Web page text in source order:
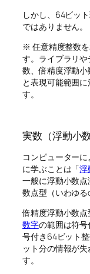
しかし、64ビッ
ではありません。
※ 任意精度整数
す。ライブラリ
数、倍精度浮動
と表現可能範囲
す。
実数（浮動小数
コンピューター
に学ぶことは「浮
一般に浮動小数点
数点型（いわゆる
倍精度浮動小数
数字の範囲は符
号付き64ビット
ット分の情報が
す。